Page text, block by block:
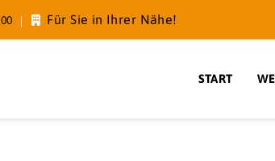
Für Sie in Ihrer Nähe!
START